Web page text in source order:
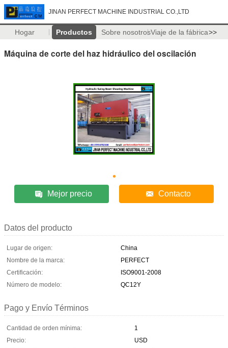
JINAN PERFECT MACHINE INDUSTRIAL CO.,LTD
Hogar Productos Sobre nosotrosViaje de la fábrica>>
Máquina de corte del haz hidráulico del oscilación
Mejor precio Contacto
Datos del producto
Lugar de origen:
China
Nombre de la marca:
PERFECT
Certificación:
ISO9001-2008
Número de modelo:
QC12Y
Pago y Envío Términos
Cantidad de orden mínima:
1
Precio:
USD